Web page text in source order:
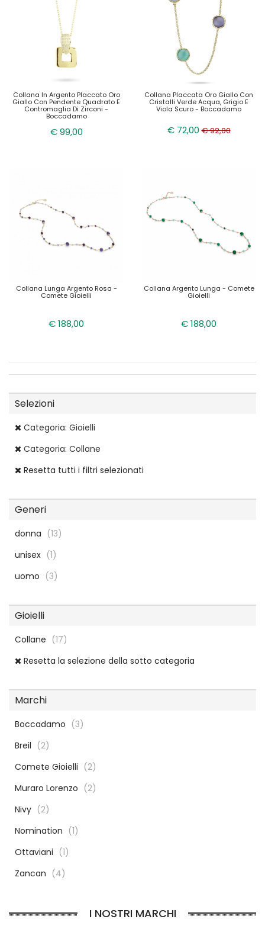
Collana In Argento Placcato Oro
Giallo Con Pendente Quadrato E
Contromaglia Di Zirconi -
Boccadamo
€ 99,00
Collana Placcata Oro Giallo Con
Cristalli Verde Acqua, Grigio E
Viola Scuro - Boccadamo
€ 72,00 € 92,00
Collana Lunga Argento Rosa -
Comete Gioielli
€ 188,00
Collana Argento Lunga - Comete
Gioielli
€ 188,00
Selezioni
Categoria: Gioielli
Categoria: Collane
Resetta tutti i filtri selezionati
Generi
donna (13)
unisex (1)
uomo (3)
Gioielli
Collane (17)
Resetta la selezione della sotto categoria
Marchi
Boccadamo (3)
Breil (2)
Comete Gioielli (2)
Muraro Lorenzo (2)
Nivy (2)
Nomination (1)
Ottaviani (1)
Zancan (4)
I NOSTRI MARCHI